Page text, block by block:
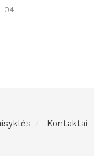
04
Kontaktai